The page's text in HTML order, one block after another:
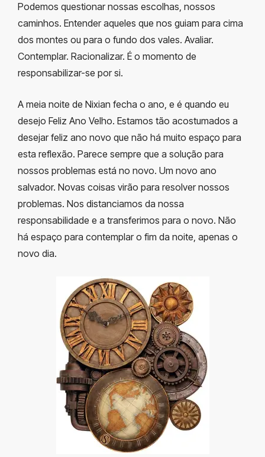
Podemos questionar nossas escolhas, nossos
caminhos. Entender aqueles que nos guiam para cima
dos montes ou para o fundo dos vales. Avaliar.
Contemplar. Racionalizar. É o momento de
responsabilizar-se por si.
A meia noite de Nixian fecha o ano, e é quando eu
desejo Feliz Ano Velho. Estamos tão acostumados a
desejar feliz ano novo que não há muito espaço para
esta reflexão. Parece sempre que a solução para
nossos problemas está no novo. Um novo ano
salvador. Novas coisas virão para resolver nossos
problemas. Nos distanciamos da nossa
responsabilidade e a transferimos para o novo. Não
há espaço para contemplar o fim da noite, apenas o
novo dia.